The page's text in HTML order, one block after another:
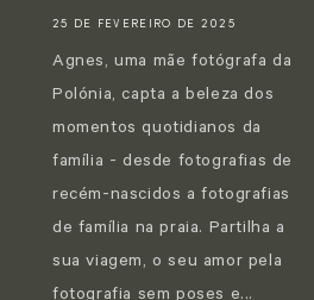
25 DE FEVEREIRO DE 2025
Agnes, uma mãe fotógrafa da
Polónia, capta a beleza dos
momentos quotidianos da
família - desde fotografias de
recém-nascidos a fotografias
de família na praia. Partilha a
sua viagem, o seu amor pela